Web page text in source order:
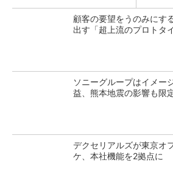
顧客の要望をうのみに
出す「超上流のプロトタ
ソニーグループはイメー
益、熊本地震の影響も限
デクセリアルズが東京オ
ケ、本社機能を2拠点に